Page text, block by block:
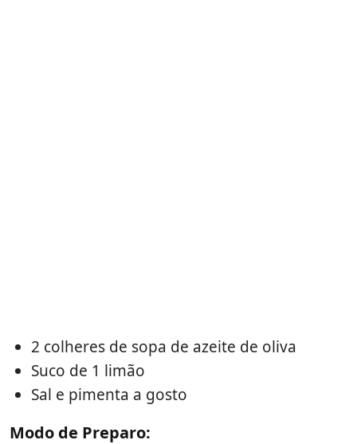
2 colheres de sopa de azeite de oliva
Suco de 1 limão
Sal e pimenta a gosto
Modo de Preparo: